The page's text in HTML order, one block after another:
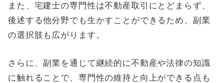
また、宅建士の専門性は不動産取引にとどまらず、
後述する他分野でも生かすことができるため、副業
の選択肢も広がります。
さらに、副業を通じて継続的に不動産や法律の知識
に触れることで、専門性の維持と向上ができる点も